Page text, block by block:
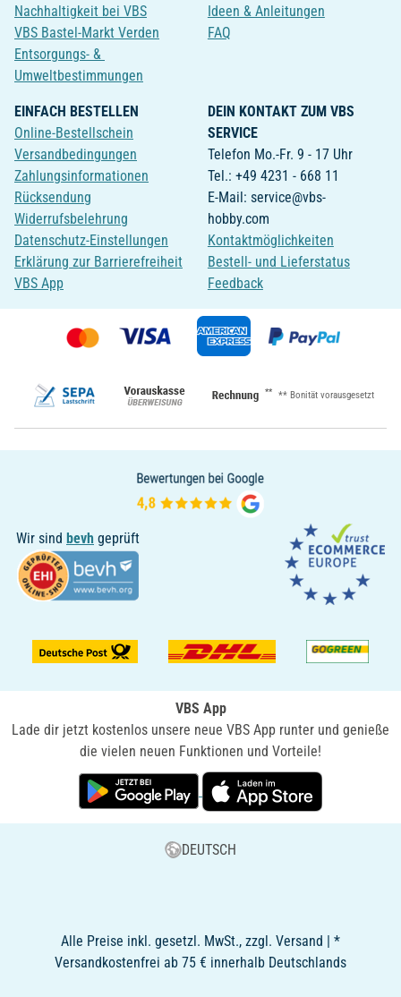
Nachhaltigkeit bei VBS
VBS Bastel-Markt Verden
Entsorgungs- &
Umweltbestimmungen
Ideen & Anleitungen
FAQ
EINFACH BESTELLEN
Online-Bestellschein
Versandbedingungen
Zahlungsinformationen
Rücksendung
Widerrufsbelehrung
Datenschutz-Einstellungen
Erklärung zur Barrierefreiheit
VBS App
DEIN KONTAKT ZUM VBS
SERVICE
Telefon Mo.-Fr. 9 - 17 Uhr
Tel.: +49 4231 - 668 11
E-Mail: service@vbs-
hobby.com
Kontaktmöglichkeiten
Bestell- und Lieferstatus
Feedback
** ** Bonität vorausgesetzt
Wir sind bevh geprüft
VBS App
Lade dir jetzt kostenlos unsere neue VBS App runter und genieße
die vielen neuen Funktionen und Vorteile!
DEUTSCH
Alle Preise inkl. gesetzl. MwSt., zzgl. Versand | *
Versandkostenfrei ab 75 € innerhalb Deutschlands